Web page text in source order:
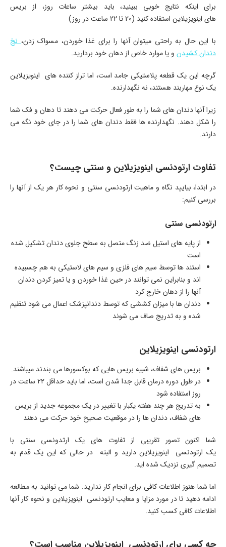
برای اینکه نتایج خوبی ببینید، باید بیشتر ساعات روز، از بریس
های اینویزیلاین استفاده کنید (20 تا 22 ساعت در روز)
با این حال به راحتی میتوان آنها را برای غذا خوردن، مسواک زدن،نخ
دندان کشیدن و یا موارد خاص از دهان خود بردارید.
گرچه این یک قطعه پلاستیکی جامد است، اما تراز کننده های اینویزیلاین
یک نوع مهاربند هستند، نه نگهدارنده.
زیرا آنها دندان های شما را به طور فعال حرکت می دهند تا دهان و فک شما
را شکل دهند. نگهدارنده ها فقط دندان های شما را در جای خود نگه می
دارند.
تفاوت ارتودنسی اینویزیلاین و سنتی چیست؟
در ابتدا، بیایید نگاه و ماهیت ارتودنسی سنتی و نحوه کار هر یک از آنها را
بررسی کنیم:
ارتودنسی سنتی
از پایه های استیل ضد زنگ متصل به سطح جلوی دندان تشکیل شده
است
استند ها توسط سیم های فلزی و سیم های لاستیکی به هم چسبیده
اند و بنابراین نمی توانند در حین غذا خوردن و یا تمیز کردن دندان
آنها را از دهان خارج کرد
دندان ها با میزان کششی که توسط دندانپزشک اعمال می شود تنظیم
شده و به تدریج صاف می شوند
ارتودنسی اینویزیلاین
بریس های شفاف، شبیه بریس هایی که بوکسورها می بندند میباشند.
در طول دوره درمان قابل جدا شدن است، اما باید حداقل 22 ساعت در
روز استفاده شود
به تدریج هر چند هفته یکبار با تغییر در یک مجموعه جدید از بریس
های شفاف، دندان ها را در موقعیت صحیح خود حرکت می دهند
شما اکنون تصور تقریبی از تفاوت های یک ارتدونسی سنتی با
یک ارتودنسی اینویزیلاین دارید و البته در حالی که این یک قدم به
تصمیم گیری نزدیک شده اید.
اما شما هنوز اطلاعات کافی برای انجام کار ندارید. شما می توانید به مطالعه
ادامه دهید تا در مورد مزایا و معایب ارتودنسی اینویزیلاین و نحوه کار آنها
اطلاعات کافی کسب کنید.